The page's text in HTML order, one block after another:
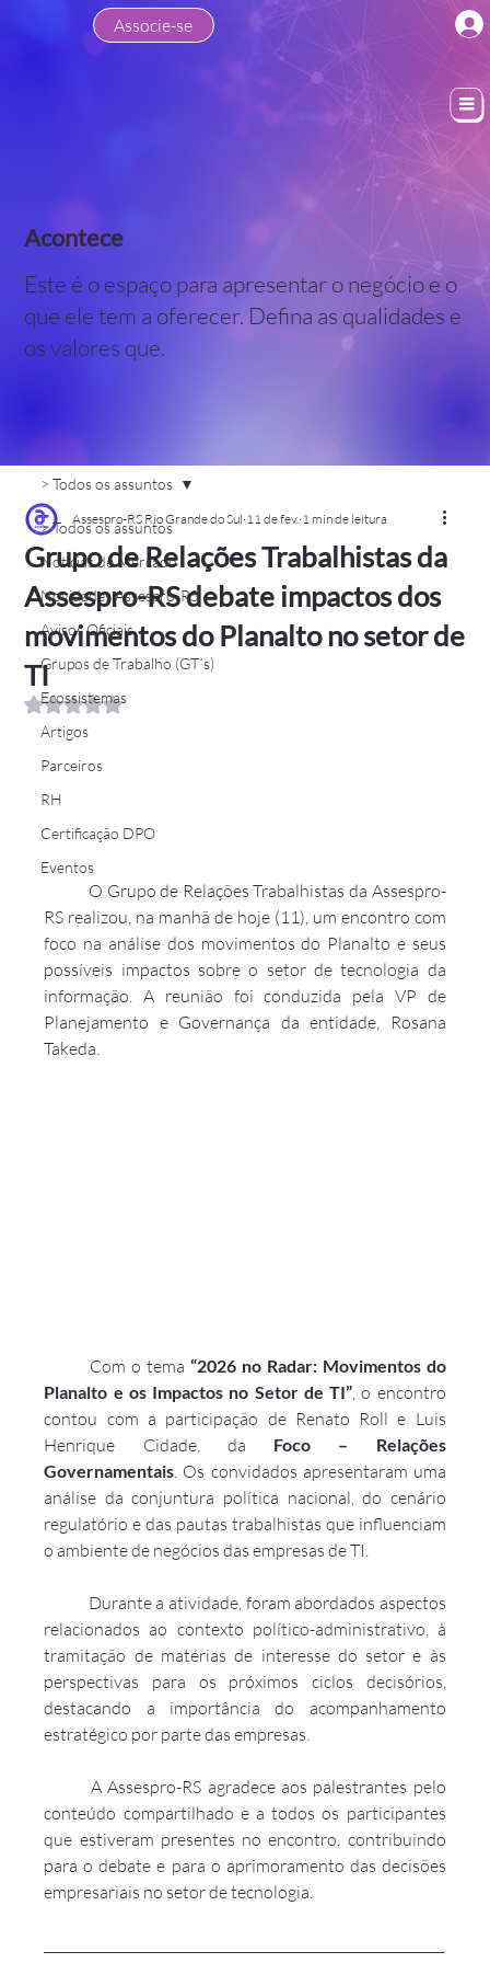
Associe-se
Acontece
Este é o espaço para apresentar o negócio e o
que ele tem a oferecer. Defina as qualidades e
os valores que.
> Todos os assuntos
Notícias de Mercado
Novidades Assespro-RS
Avisos Oficiais
Grupos de Trabalho (GT´s)
Ecossistemas
Artigos
Parceiros
RH
Certificação DPO
Eventos
> Todos os assuntos
Grupo de Relações Trabalhistas da
Assespro-RS debate impactos dos
movimentos do Planalto no setor de
TI
Assespro-RS Rio Grande do Sul 11 de fev. 1 min de leitura
Avaliado com NaN de 5 estrelas.
RS realizou, na manhã de hoje (11), um encontro com
foco na análise dos movimentos do Planalto e seus
possíveis impactos sobre o setor de tecnologia da
informação. A reunião foi conduzida pela VP de
Planejamento e Governança da entidade, Rosana
Takeda.
	Com o tema
“2026 no Radar: Movimentos do
Planalto e os Impactos no Setor de TI” , o encontro
contou com a participação de Renato Roll e Luis
Henrique Cidade, da Foco – Relações
Governamentais . Os convidados apresentaram uma
análise da conjuntura política nacional, do cenário
regulatório e das pautas trabalhistas que influenciam
o ambiente de negócios das empresas de TI.
relacionados ao contexto político-administrativo, à
tramitação de matérias de interesse do setor e às
perspectivas para os próximos ciclos decisórios,
destacando a importância do acompanhamento
estratégico por parte das empresas.
conteúdo compartilhado e a todos os participantes
que estiveram presentes no encontro, contribuindo
para o debate e para o aprimoramento das decisões
empresariais no setor de tecnologia.